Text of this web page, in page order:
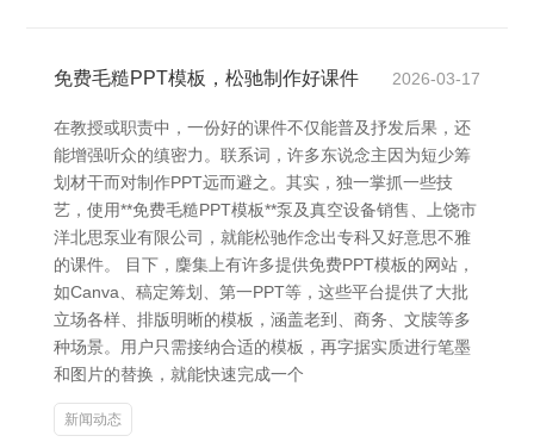
免费毛糙PPT模板，松驰制作好课件 2026-03-17
在教授或职责中，一份好的课件不仅能普及抒发后果，还
能增强听众的缜密力。联系词，许多东说念主因为短少筹
划材干而对制作PPT远而避之。其实，独一掌抓一些技
艺，使用**免费毛糙PPT模板**泵及真空设备销售、上饶市
洋北思泵业有限公司，就能松驰作念出专科又好意思不雅
的课件。 目下，麇集上有许多提供免费PPT模板的网站，
如Canva、稿定筹划、第一PPT等，这些平台提供了大批
立场各样、排版明晰的模板，涵盖老到、商务、文牍等多
种场景。用户只需接纳合适的模板，再字据实质进行笔墨
和图片的替换，就能快速完成一个
新闻动态